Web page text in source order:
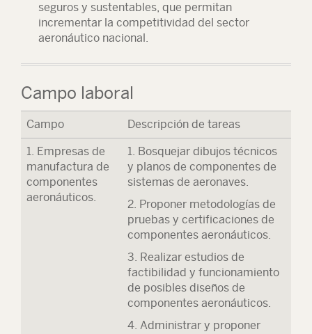
seguros y sustentables, que permitan
incrementar la competitividad del sector
aeronáutico nacional.
Campo laboral
Campo Descripción de tareas
1. Empresas de
manufactura de
componentes
aeronáuticos.
1. Bosquejar dibujos técnicos
y planos de componentes de
sistemas de aeronaves.
2. Proponer metodologías de
pruebas y certificaciones de
componentes aeronáuticos.
3. Realizar estudios de
factibilidad y funcionamiento
de posibles diseños de
componentes aeronáuticos.
4. Administrar y proponer